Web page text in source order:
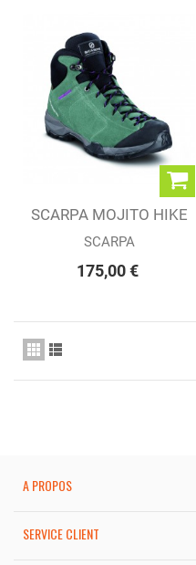
SCARPA MOJITO HIKE
GTX JADE (W)
SCARPA
175,00 €
A PROPOS
SERVICE CLIENT